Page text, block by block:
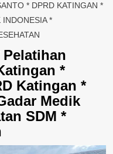
* DPRD KATINGAN *
INDONESIA *
Pelatihan
*
Katingan *
Medik
SDM *